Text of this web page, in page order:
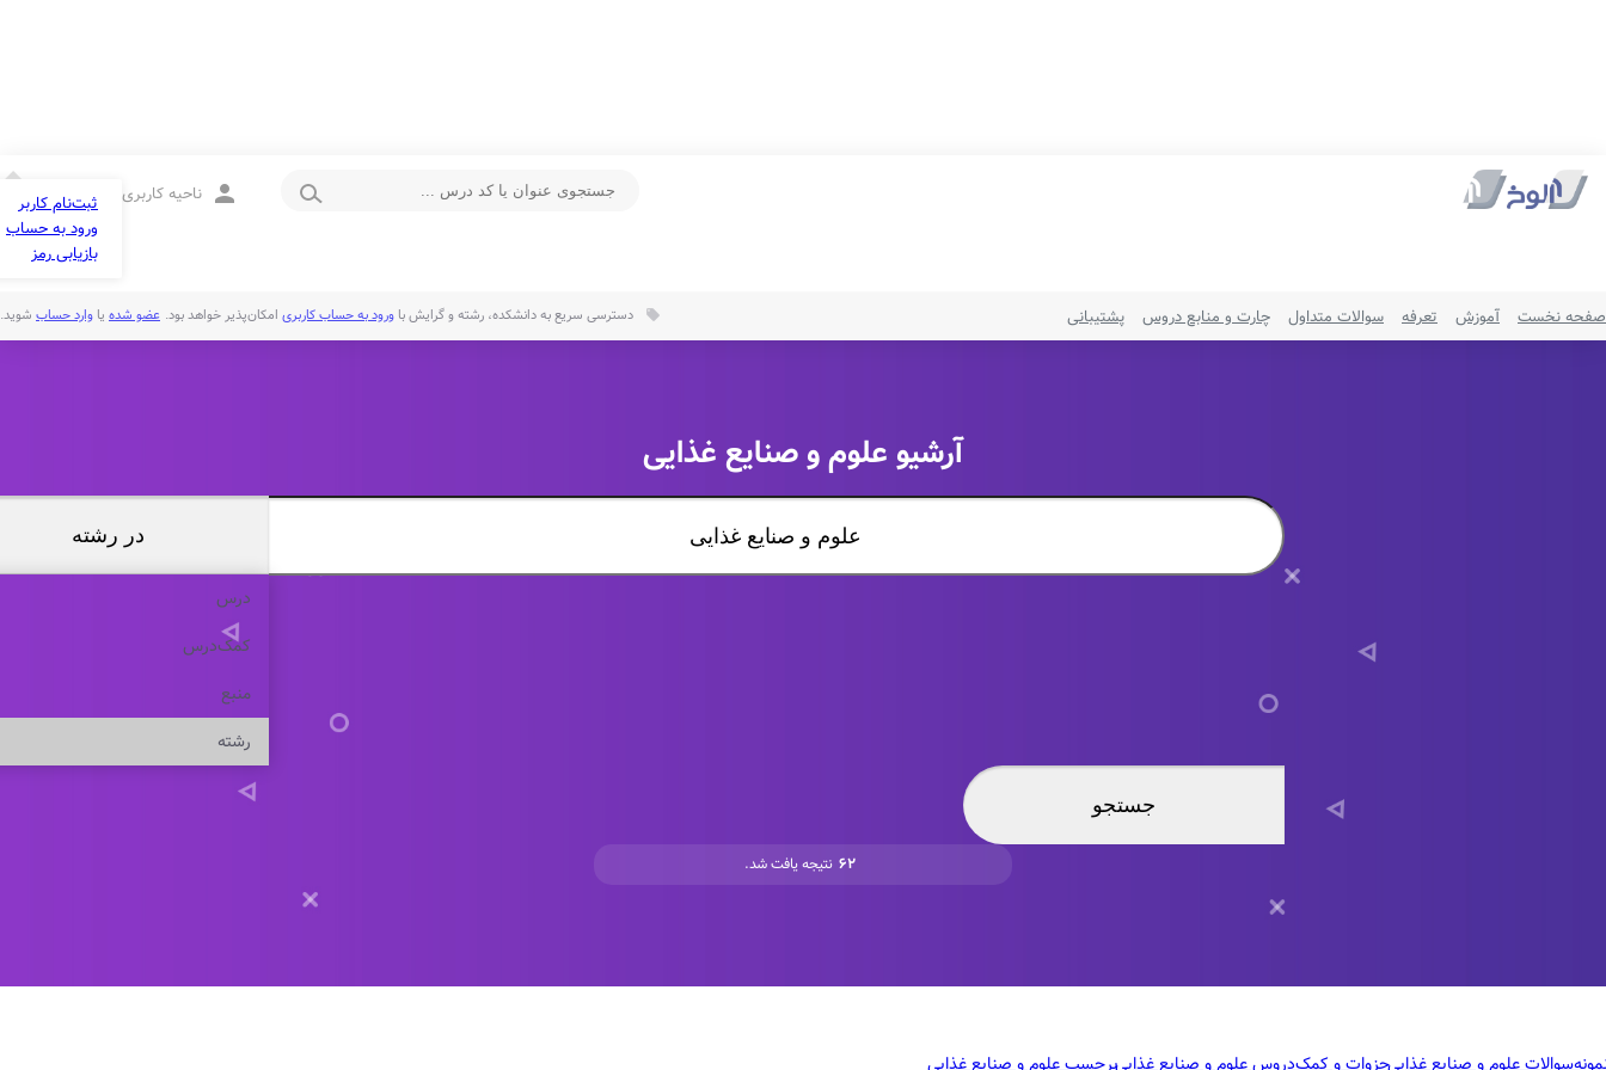
person ناحیه کاربری
ثبت‌نام کاربر
ورود به حساب
بازیابی رمز
صفحه نخست آموزش تعرفه سوالات متداول چارت و منابع دروس پشتیبانی local_offer دسترسی سریع به دانشکده، رشته و گرایش با ورود به حساب کاربری امکان‌پذیر خواهد بود. عضو شده یا وارد حساب شوید.
آرشیو علوم و صنایع غذایی
در رشته
درس
کمک‌درس
منبع
رشته
۶۲ نتیجه یافت شد.
علوم و صنایع غذاییجزوات و کمک‌دروسعلوم و صنایع غذاییبرچسبعلوم و صنایع غذایی